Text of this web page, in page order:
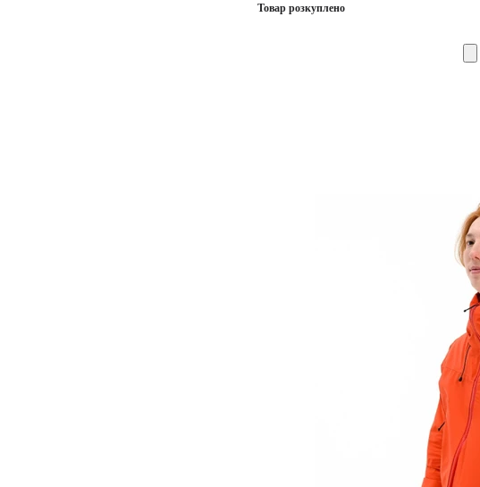
Товар розкуплено